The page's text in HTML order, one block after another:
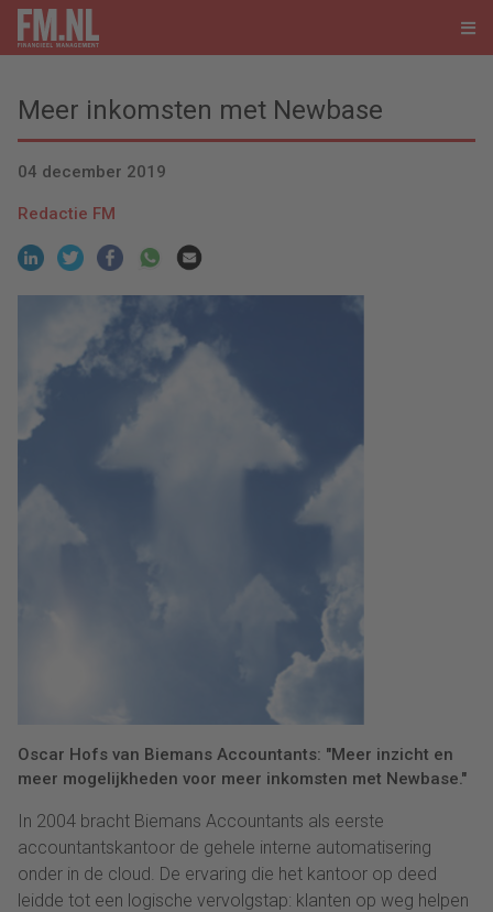
Meer inkomsten met Newbase
04 december 2019
Redactie FM
Oscar Hofs van Biemans Accountants: "Meer inzicht en
meer mogelijkheden voor meer inkomsten met Newbase."
In 2004 bracht Biemans Accountants als eerste
accountantskantoor de gehele interne automatisering
onder in de cloud. De ervaring die het kantoor op deed
leidde tot een logische vervolgstap: klanten op weg helpen